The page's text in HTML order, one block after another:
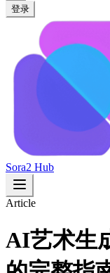
登录
Sora2 Hub
Article
AI艺术生